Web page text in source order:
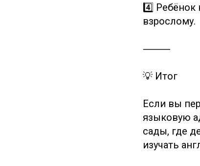
4️⃣ Ребёнок
взрослому.
⸻
💡 Итог
Если вы
языковую
сады, где
изучать
© 2025
Нажимая на кнопку, вы даете согласие на обработку
данных и соглашаетесь c политикой конфиденциальности
ОСТАЛИСЬ